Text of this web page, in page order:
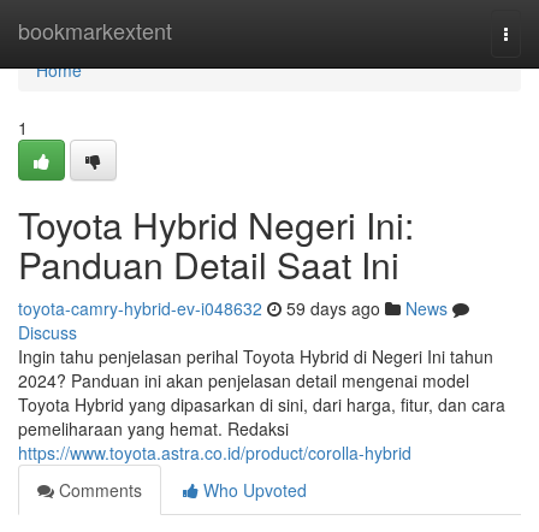
bookmarkextent
Home
Home
1
Toyota Hybrid Negeri Ini:
Panduan Detail Saat Ini
toyota-camry-hybrid-ev-i048632 59 days ago
News
Discuss
Ingin tahu penjelasan perihal Toyota Hybrid di Negeri Ini tahun
2024? Panduan ini akan penjelasan detail mengenai model
Toyota Hybrid yang dipasarkan di sini, dari harga, fitur, dan cara
pemeliharaan yang hemat. Redaksi
https://www.toyota.astra.co.id/product/corolla-hybrid
Comments
Who Upvoted